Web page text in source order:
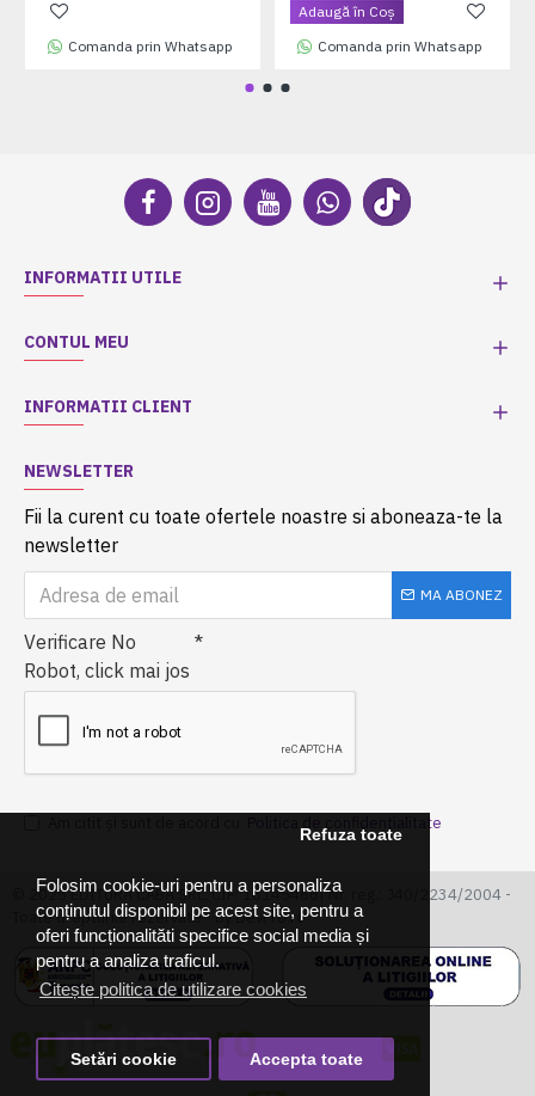
Folosim cookie-uri pentru a personaliza
conținutul disponibil pe acest site, pentru a
oferi funcționalităti specifice social media și
pentru a analiza traficul.
Citește politica de utilizare cookies
Refuza toate
Setări cookie Accepta toate
Comanda prin Whatsapp
Adaugă în Coş
Comanda prin Whatsapp
INFORMATII UTILE
CONTUL MEU
INFORMATII CLIENT
NEWSLETTER
Fii la curent cu toate ofertele noastre si aboneaza-te la
newsletter
MA ABONEZ
Verificare No
Robot, click mai jos
Politica de confidentialitate
© 2025 EDITURA CABA SRL, CIF: 16145466| Nr. reg.: J40/2234/2004 -
Toate drepturile rezervate - by DevPro.ro